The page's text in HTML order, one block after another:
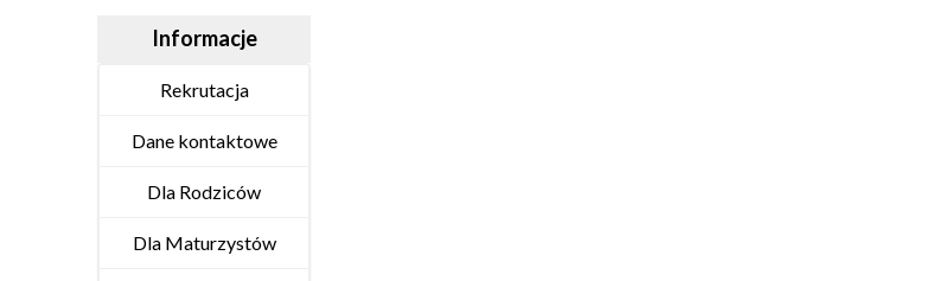
Informacje
Rekrutacja
Dane kontaktowe
Dla Rodziców
Dla Maturzystów